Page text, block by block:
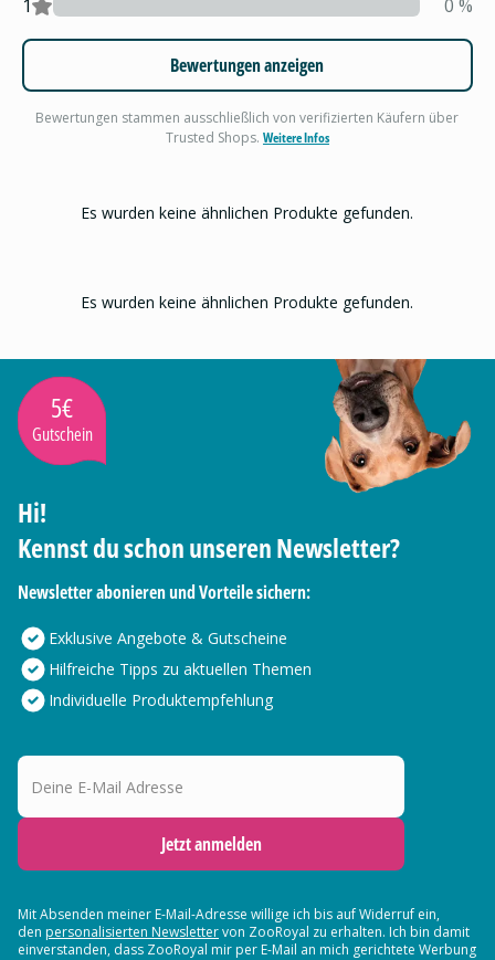
1
0 %
Bewertungen anzeigen
Bewertungen stammen ausschließlich von verifizierten Käufern über
Trusted Shops. Weitere Infos
Es wurden keine ähnlichen Produkte gefunden.
Es wurden keine ähnlichen Produkte gefunden.
5€
Gutschein
Hi!
Kennst du schon unseren Newsletter?
Newsletter abonieren und Vorteile sichern:
Exklusive Angebote & Gutscheine
Hilfreiche Tipps zu aktuellen Themen
Individuelle Produktempfehlung
Deine E-Mail Adresse
Jetzt anmelden
Mit Absenden meiner E-Mail-Adresse willige ich bis auf Widerruf ein,
den personalisierten Newslettervon ZooRoyal zu erhalten. Ich bin damit
einverstanden, dass ZooRoyal mir per E-Mail an mich gerichtete Werbung